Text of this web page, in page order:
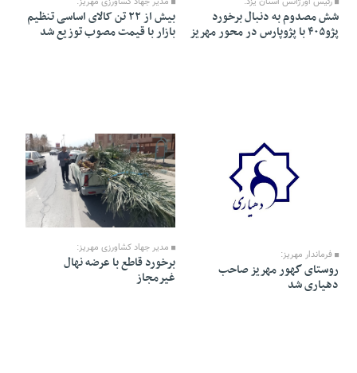
شش مصدوم به دنبال برخورد
پژو۴۰۵ با پژوپارس در محور مهریز
بیش از ۲۲ تن کالای اساسی تنظیم
بازار با قیمت مصوب توزیع شد
فرماندار مهریز:
روستای گهور مهریز صاحب
دهیاری شد
07 Esfand 1404 - 14:17
مدیر جهاد کشاورزی مهریز:
برخورد قاطع با عرضه نهال
غیرمجاز